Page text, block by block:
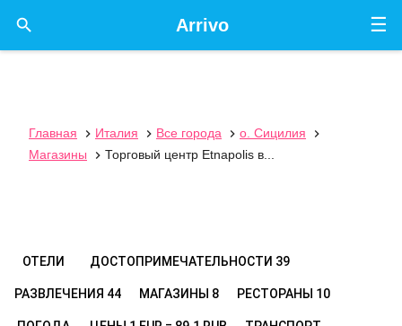
☰
Arrivo

Главная  Италия  Все города  о. Сицилия

Магазины
 Торговый центр Etnapolis в...
ОТЕЛИ ДОСТОПРИМЕЧАТЕЛЬНОСТИ 39
РАЗВЛЕЧЕНИЯ 44 МАГАЗИНЫ 8 РЕСТОРАНЫ 10